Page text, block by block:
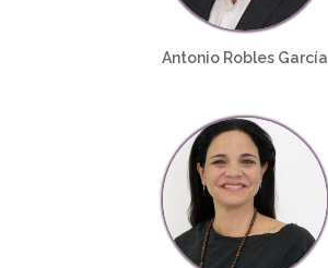
Antonio Robles García